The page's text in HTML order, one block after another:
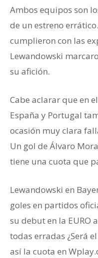
Ambos equipos son
de un estreno
cumplieron con las
Lewandowski
su afición.
Cabe aclarar que en
España y Portugal
ocasión muy clara
Un gol de Álvaro
tiene una cuota que
Lewandowski en
goles en partidos
su debut en la EURO
todas erradas ¿Será
así la cuota en